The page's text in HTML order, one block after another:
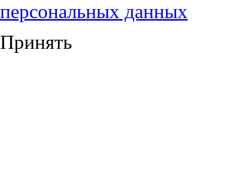
персональных данных
Принять